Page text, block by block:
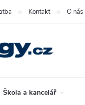
Kontakt O nás
Škola a kancelář